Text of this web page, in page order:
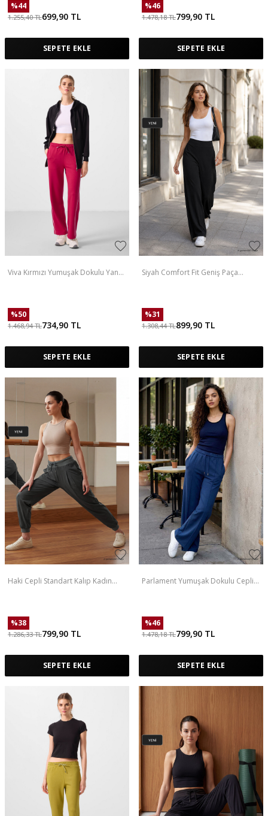
%44
1.255,40TL699,90 TL
SEPETE EKLE
%46
1.478,18TL799,90 TL
SEPETE EKLE
Viva Kırmızı Yumuşak Dokulu Yan
%50
1.468,94TL734,90 TL
SEPETE EKLE
Siyah Comfort Fit Geniş Paça
%31
1.308,44TL899,90 TL
SEPETE EKLE
Haki Cepli Standart Kalıp Kadın
%38
1.286,33TL799,90 TL
SEPETE EKLE
Parlament Yumuşak Dokulu Cepli
%46
1.478,18TL799,90 TL
SEPETE EKLE